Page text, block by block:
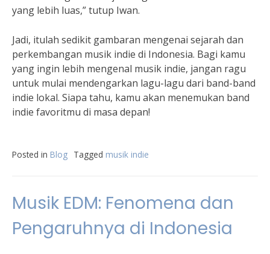
yang lebih luas,” tutup Iwan.
Jadi, itulah sedikit gambaran mengenai sejarah dan
perkembangan musik indie di Indonesia. Bagi kamu
yang ingin lebih mengenal musik indie, jangan ragu
untuk mulai mendengarkan lagu-lagu dari band-band
indie lokal. Siapa tahu, kamu akan menemukan band
indie favoritmu di masa depan!
Posted in Blog Tagged musik indie
Musik EDM: Fenomena dan
Pengaruhnya di Indonesia